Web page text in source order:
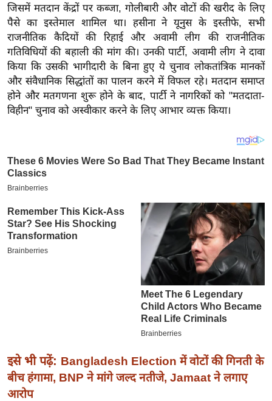
ष
ज्ञ
रा
य
ब
ज
ट
क्रि
के
ट
I
P
L
म
ई
-
जिसमें मतदान केंद्रों पर कब्जा, गोलीबारी और वोटों की खरीद के लिए
पैसे का इस्तेमाल शामिल था। हसीना ने यूनुस के इस्तीफे, सभी
राजनीतिक कैदियों की रिहाई और अवामी लीग की राजनीतिक
गतिविधियों की बहाली की मांग की। उनकी पार्टी, अवामी लीग ने दावा
किया कि उसकी भागीदारी के बिना हुए ये चुनाव लोकतांत्रिक मानकों
और संवैधानिक सिद्धांतों का पालन करने में विफल रहे। मतदान समाप्त
होने और मतगणना शुरू होने के बाद, पार्टी ने नागरिकों को "मतदाता-
विहीन" चुनाव को अस्वीकार करने के लिए आभार व्यक्त किया।
इसे भी पढ़ें: Bangladesh Election में वोटों की गिनती के
बीच हंगामा, BNP ने मांगे जल्द नतीजे, Jamaat ने लगाए
आरोप